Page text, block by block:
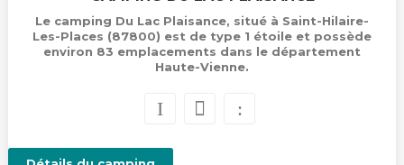
Le camping Du Lac Plaisance, situé à Saint-Hilaire-
Les-Places (87800) est de type 1 étoile et possède
environ 83 emplacements dans le département
Haute-Vienne.